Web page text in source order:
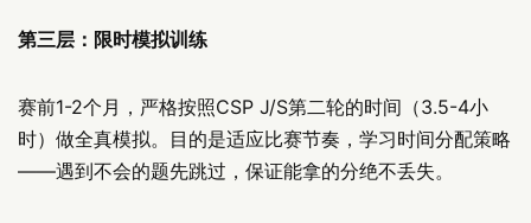
第三层：限时模拟训练
赛前1-2个月，严格按照CSP J/S第二轮的时间（3.5-4小
时）做全真模拟。目的是适应比赛节奏，学习时间分配策略
——遇到不会的题先跳过，保证能拿的分绝不丢失。